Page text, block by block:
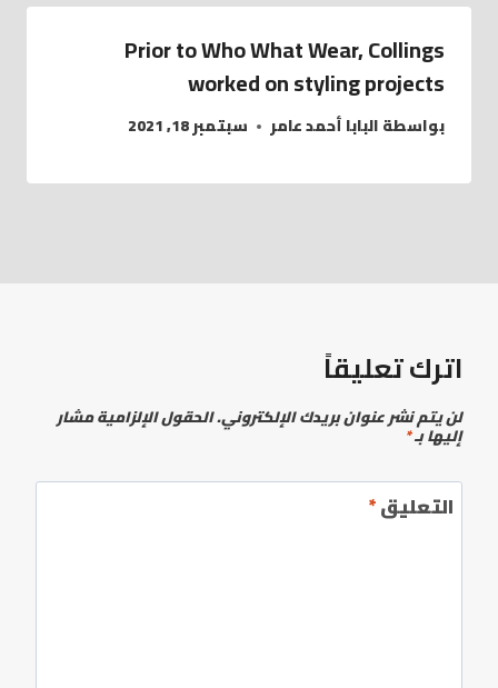
Prior to Who What Wear, Collings
worked on styling projects
بواسطةالبابا أحمد عامر سبتمبر 18, 2021
اترك تعليقاً
لن يتم نشر عنوان بريدك الإلكتروني.الحقول الإلزامية مشار
إليها بـ*
التعليق*